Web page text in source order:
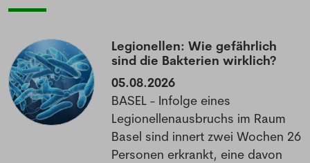
Legionellen: Wie gefährlich
sind die Bakterien wirklich?
05.08.2026
BASEL - Infolge eines
Legionellenausbruchs im Raum
Basel sind innert zwei Wochen 26
Personen erkrankt, eine davon